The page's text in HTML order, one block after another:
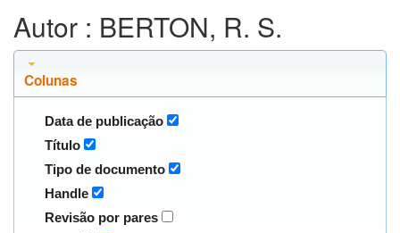
Autor : BERTON, R. S.
Colunas
Data de publicação
Título
Tipo de documento
Handle
Revisão por pares